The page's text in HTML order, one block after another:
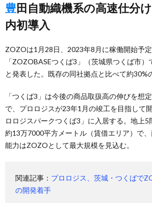
豊田自動織機系の高速仕分けシステムを国
内初導入
ZOZOは1月28日、2023年8月に稼働開始予
「ZOZOBASEつくば3」（茨城県つくば市
と発表した。既存の同社拠点と比べて約30%
「つくば3」は今後の商品取扱高の伸びを想
で、プロロジスが23年1月の竣工を目指して
ロロジスパークつくば3」に入居する。地上5
約13万7000平方メートル（賃借エリア）で
能力はZOZOとして最大規模を見込む。
関連記事： プロロジス、茨城・つくばで
の開発着手